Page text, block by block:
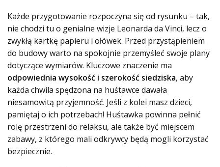
Każde przygotowanie rozpoczyna się od rysunku – tak,
nie chodzi tu o genialne wizje Leonarda da Vinci, lecz o
zwykłą kartkę papieru i ołówek. Przed przystąpieniem
do budowy warto na spokojnie przemyśleć swoje plany
dotyczące wymiarów. Kluczowe znaczenie ma
odpowiednia wysokość i szerokość siedziska, aby
każda chwila spędzona na huśtawce dawała
niesamowitą przyjemność. Jeśli z kolei masz dzieci,
pamiętaj o ich potrzebach! Huśtawka powinna pełnić
rolę przestrzeni do relaksu, ale także być miejscem
zabawy, z którego mali odkrywcy będą mogli korzystać
bezpiecznie.